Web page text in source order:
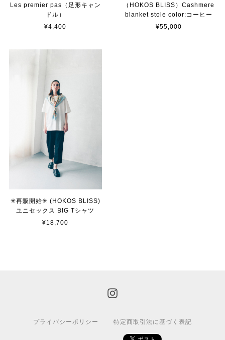
Les premier pas（足形キャン
ドル）
¥4,400
（HOKOS BLISS）Cashmere
blanket stole color:コーヒー
¥55,000
✳︎再販開始✳︎ (HOKOS BLISS)
ユニセックス BIG Tシャツ
¥18,700
プライバシーポリシー 特定商取引法に基づく表記